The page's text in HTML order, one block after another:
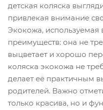
детская коляска
привлекая внимание
Экокожа, используемая
преимуществ: она не
выцветает и хорошо
коляска экокожа не
делает её практичным
родителей. Важно
только красива, но и